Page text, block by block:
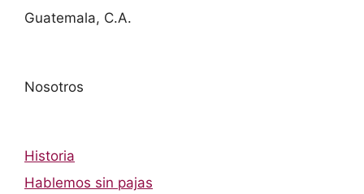
Guatemala, C.A.
Nosotros
Historia
Hablemos sin pajas